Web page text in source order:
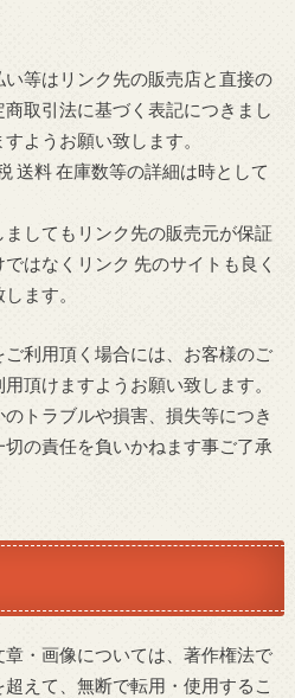
等はリンク先の販売店と直接の
取引法に基づく表記につきまし
ようお願い致します。
送料 在庫数等の詳細は時として
してもリンク先の販売元が保証
はなくリンク 先のサイトも良く
ます。
利用頂く場合には、お客様のご
頂けますようお願い致します。
トラブルや損害、損失等につき
の責任を負いかねます事ご了承
・画像については、著作権法で
えて、無断で転用・使用するこ